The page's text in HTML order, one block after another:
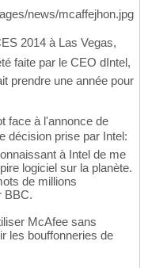
news/mcaffejhon.jpg
2014 à Las Vegas,
faite par le CEO dIntel,
prendre une année pour
face à l'annonce de
décision prise par Intel:
à Intel de me
logiciel sur la planète.
de millions
BBC.
McAfee sans
les bouffonneries de